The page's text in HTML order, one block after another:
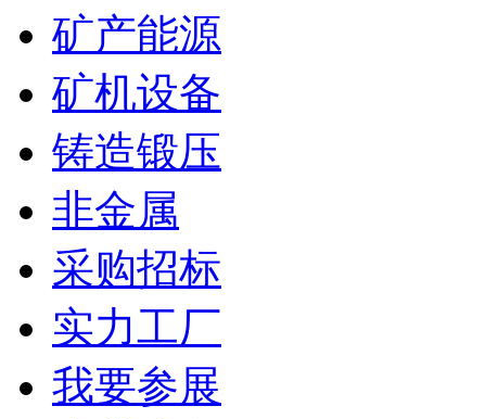
矿产能源
矿机设备
铸造锻压
非金属
采购招标
实力工厂
我要参展